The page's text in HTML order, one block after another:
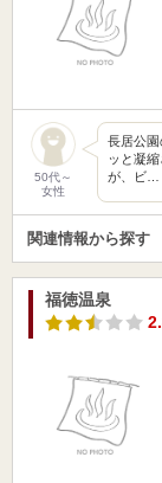
50代～
女性
長居公
ッと凝
が、ビ…
関連情報から探す
福徳温泉